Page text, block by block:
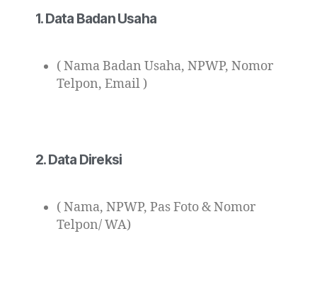
1. Data Badan Usaha
( Nama Badan Usaha, NPWP, Nomor
Telpon, Email )
2. Data Direksi
( Nama, NPWP, Pas Foto & Nomor
Telpon/ WA)